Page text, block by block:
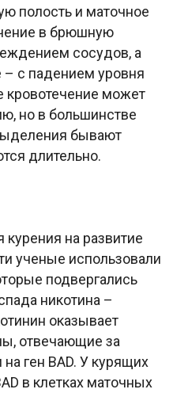
полость и маточное
в брюшную
сосудов, а
– с падением уровня
кровотечение может
но в большинстве
бывают
длительно.
на развитие
ученые использовали
подвергались
никотина –
оказывает
отвечающие за
на ген BAD. У курящих
в клетках маточных